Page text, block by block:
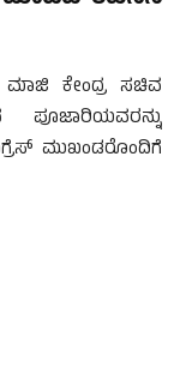
ಮಾಜಿ ಕೇಂದ್ರ ಸಚಿವ
ಮುಖಂಡರೊಂದಿಗೆ